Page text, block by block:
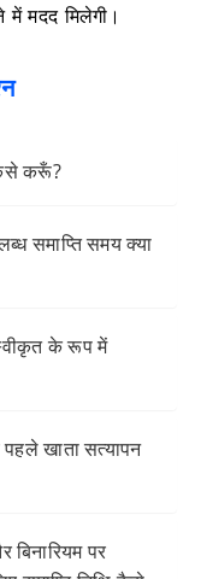
में मदद मिलेगी।
कैसे करूँ?
समाप्ति समय क्या
के रूप में
खाता सत्यापन
पर